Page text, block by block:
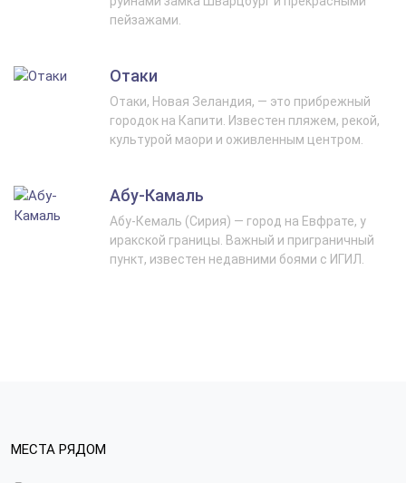
пейзажами.
Отаки
Отаки, Новая Зеландия, — это прибрежный
городок на Капити. Известен пляжем, рекой,
культурой маори и оживленным центром.
Абу-Камаль
Абу-Кемаль (Сирия) — город на Евфрате, у
иракской границы. Важный и приграничный
пункт, известен недавними боями с ИГИЛ.
МЕСТА РЯДОМ